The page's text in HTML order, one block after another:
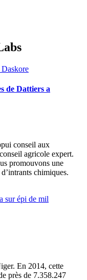
de Dattiers a
conseil aux
agricole expert.
promouvons une
chimiques.
En 2014, cette
près de 7.358.247